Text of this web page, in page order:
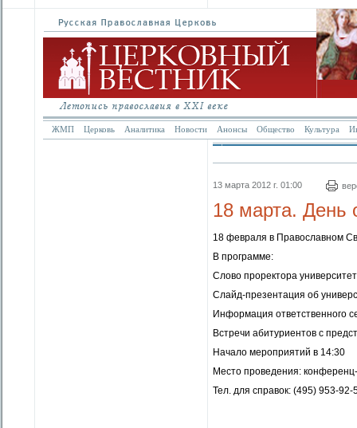
ЖМП Церковь Аналитика Новости Анонсы Общество Культура
13 марта 2012 г. 01:00
18 марта. День
18 февраля в Православном
В программе:
Слово проректора
Слайд-презентация об
Информация ответственного
Встречи абитуриентов с
Начало мероприятий в 14:30
Место проведения:
Тел. для справок: (495) 953-